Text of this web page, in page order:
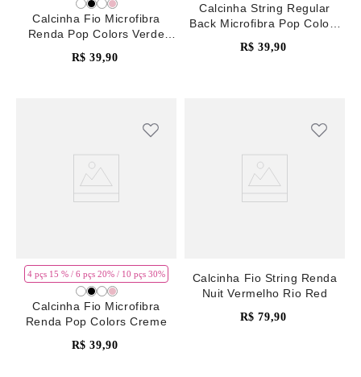
Calcinha Fio Microfibra
Renda Pop Colors Verde
R$ 39,90
Calcinha String Regular
Back Microfibra Pop Colors
R$ 39,90
4 pçs 15 % / 6 pçs 20% / 10 pçs 30%
Calcinha Fio Microfibra
Renda Pop Colors Creme
R$ 39,90
Calcinha Fio String Renda
Nuit Vermelho Rio Red
R$ 79,90